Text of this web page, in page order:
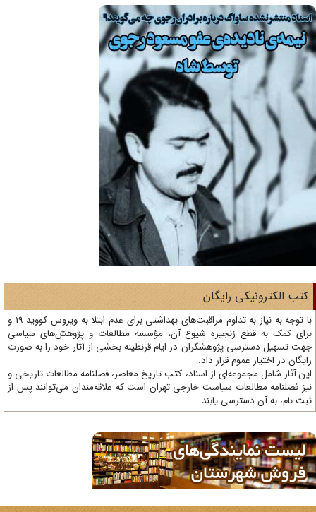
الکترونیکی رایگان
با توجه به نیاز به تداوم مراقبت‌های بهداشتی برای عدم ابتلا به ویروس کووید 19 و
کمک به قطع زنجیره شیوع آن، مؤسسه مطالعات و پژوهش‌های سیاسی
تسهیل دسترسی پژوهشگران در ایام قرنطینه بخشی از آثار خود را به صورت
در اختیار عموم قرار داد.
آثار شامل مجموعه‌ای از اسناد، کتب تاریخ معاصر، فصلنامه‌ مطالعات تاریخی و
فصلنامه مطالعات سیاست خارجی تهران است که علاقه‌مندان می‌توانند پس از
نام، به آن دسترسی یابند.